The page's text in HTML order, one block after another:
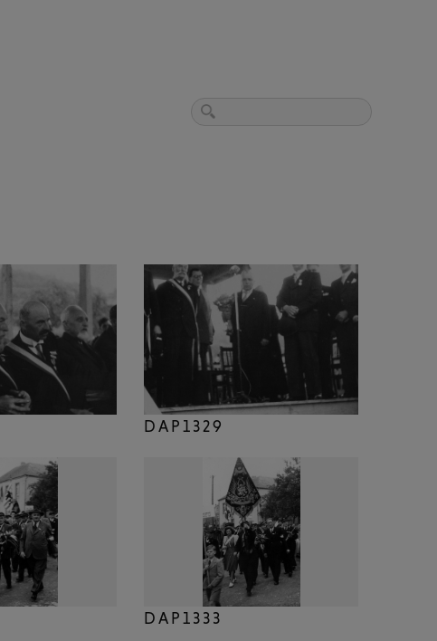
DAP1329
DAP1333